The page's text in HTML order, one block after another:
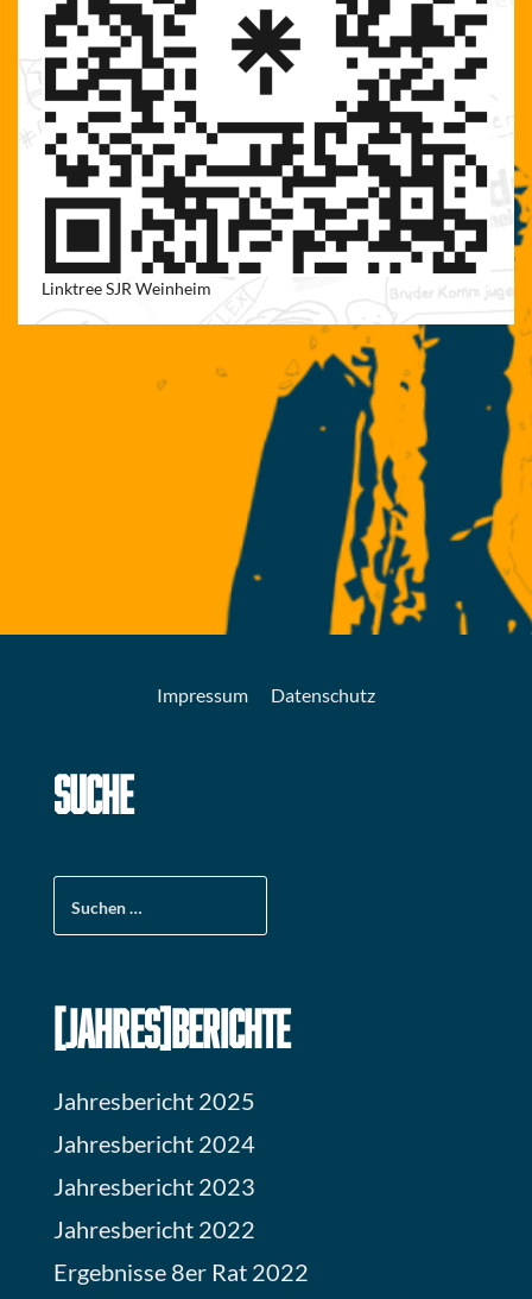
Linktree SJR Weinheim
Impressum Datenschutz
SUCHE
[JAHRES]BERICHTE
Jahresbericht 2025
Jahresbericht 2024
Jahresbericht 2023
Jahresbericht 2022
Ergebnisse 8er Rat 2022